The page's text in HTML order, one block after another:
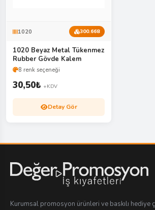
1020 300.668
1020 Beyaz Metal Tükenmez
Rubber Gövde Kalem
8 renk seçeneği
30,50₺ +KDV
Detay Gör
Kurumsal promosyon ürünleri ve baskılı hediye